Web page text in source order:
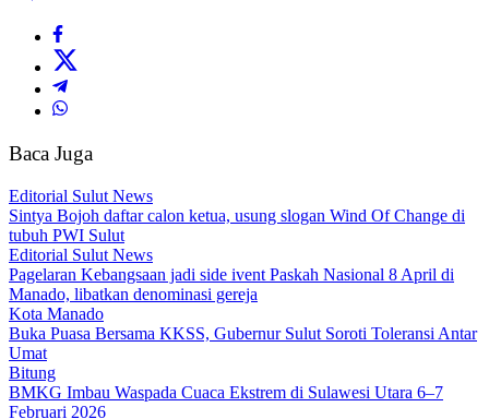
Baca Juga
Editorial Sulut News
Sintya Bojoh daftar calon ketua, usung slogan Wind Of Change di
tubuh PWI Sulut
Editorial Sulut News
Pagelaran Kebangsaan jadi side ivent Paskah Nasional 8 April di
Manado, libatkan denominasi gereja
Kota Manado
Buka Puasa Bersama KKSS, Gubernur Sulut Soroti Toleransi Antar
Umat
Bitung
BMKG Imbau Waspada Cuaca Ekstrem di Sulawesi Utara 6–7
Februari 2026